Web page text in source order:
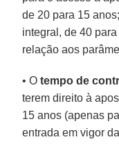
de 20 para 15
integral, de 40
relação aos
• Otempo de
terem direito à
15 anos (apenas
entrada em vigor